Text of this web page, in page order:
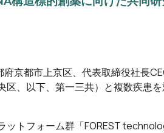
京都市上京区、代表取締役社長
、以下、第一三共）と複数疾患
トフォーム群「FOREST